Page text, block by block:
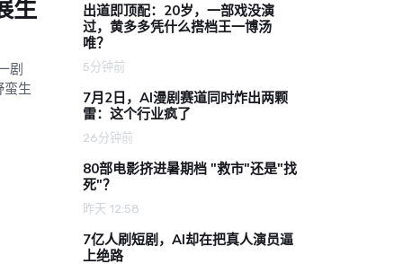
生
剧
蛮生
出道即顶配：20岁，一部戏没演
过，黄多多凭什么搭档王一博汤
唯？
5分钟前
7月2日，AI漫剧赛道同时炸出两颗
雷：这个行业疯了
26分钟前
80部电影挤进暑期档 "救市"还是"找
死"？
昨天 12:58
7亿人刷短剧，AI却在把真人演员逼
上绝路